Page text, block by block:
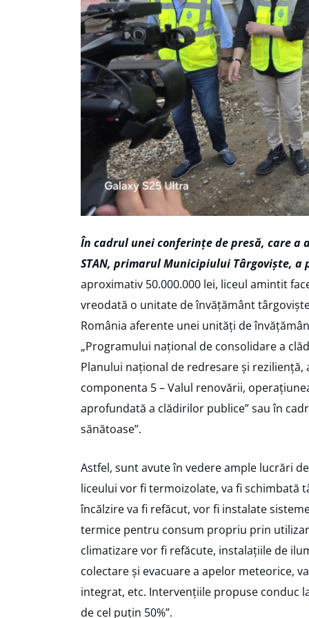
În cadrul unei conferințe de presă, care a
STAN, primarul Municipiului Târgoviște, a
aproximativ 50.000.000 lei, liceul amintit
vreodată o unitate de învățământ
România aferente unei unități de
„Programului național de consolidare a
Planului național de redresare și reziliență,
componenta 5 – Valul renovării,
aprofundată a clădirilor publice” sau în
sănătoase”.
Astfel, sunt avute în vedere ample lucrări
liceului vor fi termoizolate, va fi schimbată
încălzire va fi refăcut, vor fi instalate
termice pentru consum propriu prin
climatizare vor fi refăcute, instalațiile de
colectare și evacuare a apelor meteorice,
integrat, etc. Intervențiile propuse conduc
de cel puțin 50%”.